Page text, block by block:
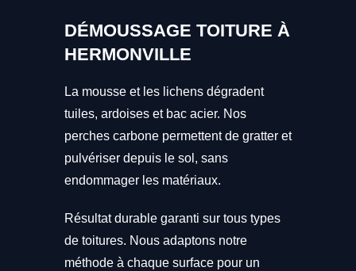
DÉMOUSSAGE TOITURE À
HERMONVILLE
La mousse et les lichens dégradent
tuiles, ardoises et bac acier. Nos
perches carbone permettent de gratter et
pulvériser depuis le sol, sans
endommager les matériaux.
Résultat durable garanti sur tous types
de toitures. Nous adaptons notre
méthode à chaque surface pour un